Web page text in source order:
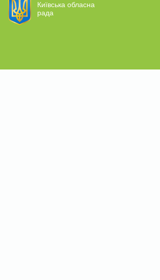
Київська обласна
рада